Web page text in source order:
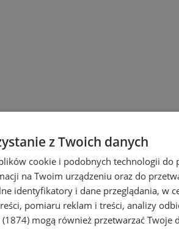
z Twoich danych
cookie i podobnych technologii do
na Twoim urządzeniu oraz do
identyfikatory i dane przeglądania, w
pomiaru reklam i treści, analizy
mogą również przetwarzać Twoje